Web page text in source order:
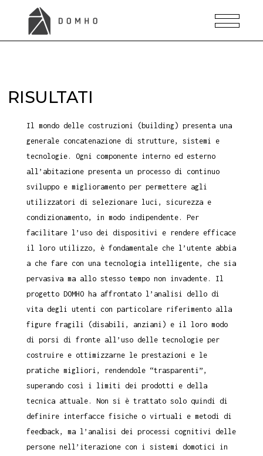
RISULTATI
Il mondo delle costruzioni (building) presenta una
generale concatenazione di strutture, sistemi e
tecnologie. Ogni componente interno ed esterno
all’abitazione presenta un processo di continuo
sviluppo e miglioramento per permettere agli
utilizzatori di selezionare luci, sicurezza e
condizionamento, in modo indipendente. Per
facilitare l’uso dei dispositivi e rendere efficace
il loro utilizzo, è fondamentale che l’utente abbia
a che fare con una tecnologia intelligente, che sia
pervasiva ma allo stesso tempo non invadente. Il
progetto DOMHO ha affrontato l’analisi dello di
vita degli utenti con particolare riferimento alla
figure fragili (disabili, anziani) e il loro modo
di porsi di fronte all’uso delle tecnologie per
costruire e ottimizzarne le prestazioni e le
pratiche migliori, rendendole “trasparenti”,
superando così i limiti dei prodotti e della
tecnica attuale. Non si è trattato solo quindi di
definire interfacce fisiche o virtuali e metodi di
feedback, ma l’analisi dei processi cognitivi delle
persone nell’iterazione con i sistemi domotici in